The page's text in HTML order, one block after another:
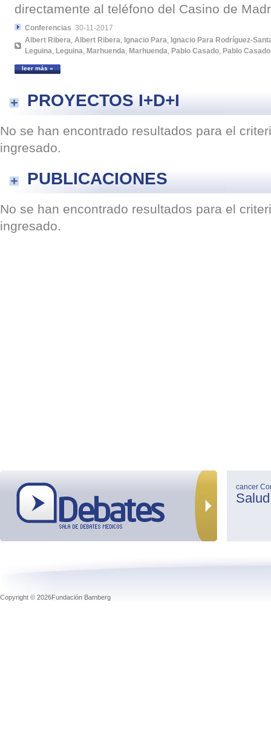
directamente al teléfono del Casino de
Conferencias 30-11-2017
Albert Ribera, Albert Ribera, Ignacio Para, Ignacio Para Rodríguez-
Leguina, Leguina, Marhuenda, Marhuenda, Pablo Casado, Pablo Casado
leer más »
PROYECTOS I+D+I
No se han encontrado resultados para el
ingresado.
PUBLICACIONES
No se han encontrado resultados para el
ingresado.
cancer
Salud
Copyright © 2026Fundación Bamberg